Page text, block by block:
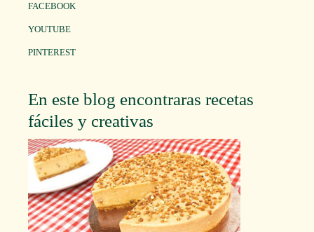
FACEBOOK
YOUTUBE
PINTEREST
En este blog encontraras recetas
fáciles y creativas